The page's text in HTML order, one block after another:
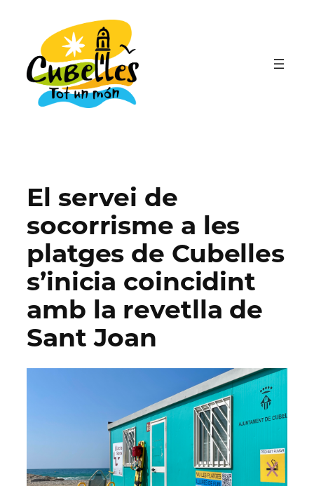
contingut
El servei de
socorrisme a les
platges de Cubelles
s’inicia coincidint
amb la revetlla de
Sant Joan